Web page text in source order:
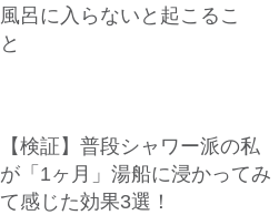
風呂に入らないと起こるこ
と
【検証】普段シャワー派の私
が「1ヶ月」湯船に浸かってみ
て感じた効果3選！